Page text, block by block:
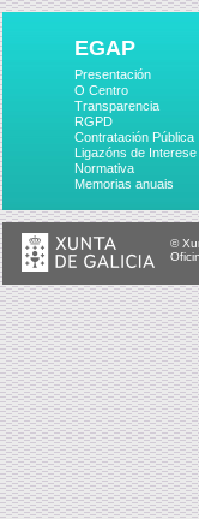
EGAP
Presentación
O Centro
Transparencia
RGPD
Contratación Pública
Ligazóns de Interese
Normativa
Memorias anuais
©